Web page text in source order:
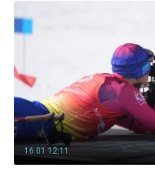
16.01 12:11